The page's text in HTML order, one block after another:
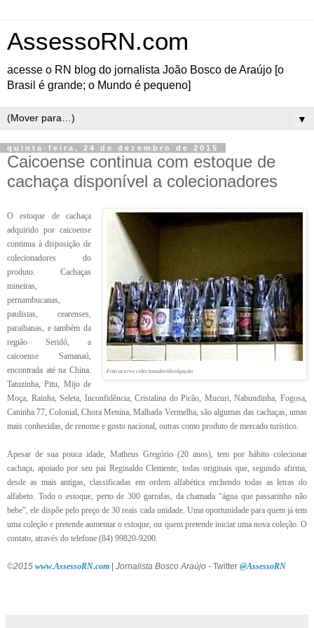
AssessoRN.com
acesse o RN blog do jornalista João Bosco de Araújo [o
Brasil é grande; o Mundo é pequeno]
▼
quinta-feira, 24 de dezembro de 2015
Caicoense continua com estoque de
cachaça disponível a colecionadores
Foto acervo colecionador/divulgação
O estoque de cachaça
adquirido por caicoense
continua à disposição de
colecionadores do
produto. Cachaças
mineiras,
pernambucanas,
paulistas, cearenses,
paraibanas, e também da
região Seridó, a
caicoense Samanaú,
encontrada até na China.
Tatuzinha, Pitu, Mijo de
Moça, Rainha, Seleta, Inconfidência, Cristalina do Picão, Mucuri, Nabundinha, Fogosa,
Caninha 77, Colonial, Chora Menina, Malhada Vermelha, são algumas das cachaças, umas
mais conhecidas, de renome e gosto nacional, outras como produto de mercado turístico.
Apesar de sua pouca idade, Matheus Gregório (20 anos), tem por hábito colecionar
cachaça, apoiado por seu pai Reginaldo Clemente, todas originais que, segundo afirma,
desde as mais antigas, classificadas em ordem alfabética enchendo todas as letras do
alfabeto. Todo o estoque, perto de 300 garrafas, da chamada “água que passarinho não
bebe”, ele dispõe pelo preço de 30 reais cada unidade. Uma oportunidade para quem já tem
uma coleção e pretende aumentar o estoque, ou quem pretende iniciar uma nova coleção. O
contato, através do telefone (84) 99820-9200.
©2015 www.AssessoRN.com | Jornalista Bosco Araújo - Twitter @AssessoRN